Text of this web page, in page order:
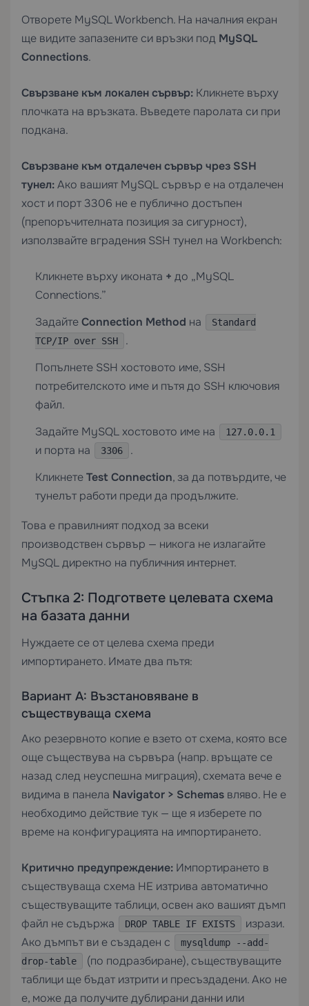
Отворете MySQL Workbench. На началния екран
ще видите запазените си връзки под MySQL
Connections.
Свързване към локален сървър: Кликнете върху
плочката на връзката. Въведете паролата си при
подкана.
Свързване към отдалечен сървър чрез SSH
тунел:Ако вашият MySQL сървър е на отдалечен
хост и порт 3306 не е публично достъпен
(препоръчителната позиция за сигурност),
използвайте вградения SSH тунел на Workbench:
Кликнете върху иконата + до „MySQL
Connections.”
ЗадайтеConnection Method на
Standard
TCP/IP over SSH
.
Попълнете SSH хостовото име, SSH
потребителското име и пътя до SSH ключовия
файл.
Задайте MySQL хостовото име на
127.0.0.1
и порта на 3306
.
КликнетеTest Connection, за да потвърдите, че
тунелът работи преди да продължите.
Това е правилният подход за всеки
производствен сървър — никога не излагайте
MySQL директно на публичния интернет.
Стъпка 2: Подгответе целевата схема
на базата данни
Нуждаете се от целева схема преди
импортирането. Имате два пътя:
Вариант А: Възстановяване в
съществуваща схема
Ако резервното копие е взето от схема, която все
още съществува на сървъра (напр. връщате се
назад след неуспешна миграция), схемата вече е
видима в панела Navigator > Schemas вляво. Не е
необходимо действие тук — ще я изберете по
време на конфигурацията на импортирането.
Критично предупреждение: Импортирането в
съществуваща схема НЕ изтрива автоматично
съществуващите таблици, освен ако вашият дъмп
файл не съдържа
DROP TABLE IF EXISTS
изрази.
Ако дъмпът ви е създаден с
mysqldump --add-
drop-table
(по подразбиране), съществуващите
таблици ще бъдат изтрити и пресъздадени. Ако не
е, може да получите дублирани данни или